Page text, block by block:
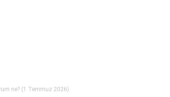
ne? (1 Temmuz 2026)